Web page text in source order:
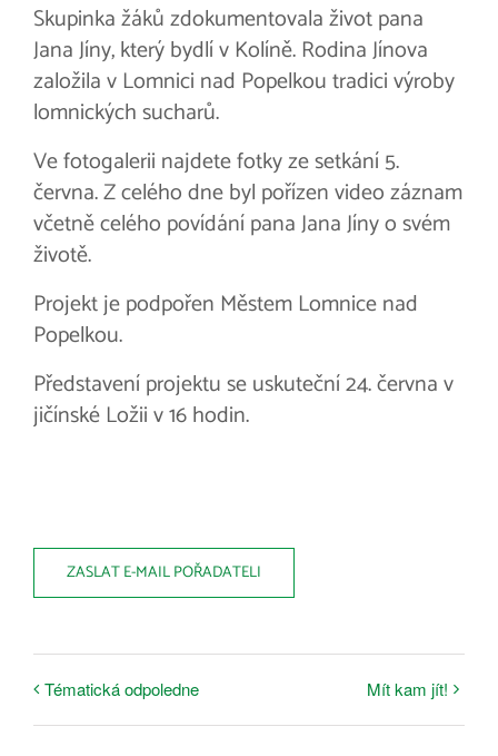
Skupinka žáků zdokumentovala život pana
Jana Jíny, který bydlí v Kolíně. Rodina Jínova
založila v Lomnici nad Popelkou tradici výroby
lomnických sucharů.
Ve fotogalerii najdete fotky ze setkání 5.
června. Z celého dne byl pořízen video záznam
včetně celého povídání pana Jana Jíny o svém
životě.
Projekt je podpořen Městem Lomnice nad
Popelkou.
Představení projektu se uskuteční 24. června v
jičínské Ložii v 16 hodin.
ZASLAT E-MAIL POŘADATELI
Tématická odpoledne Mít kam jít!